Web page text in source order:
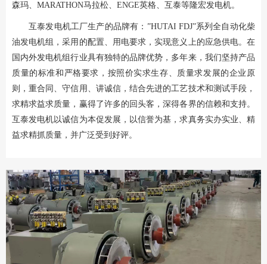
森玛、MARATHON马拉松、ENGE英格、互泰等隆宏发电机。
互泰发电机工厂生产的品牌有：”HUTAI FDJ”系列全自动化柴
油发电机组，采用的配置、用电要求，实现意义上的应急供电。在
国内外发电机组行业具有独特的品牌优势，多年来，我们坚持产品
质量的标准和严格要求，按照价实求生存、质量求发展的企业原
则，重合同、守信用、讲诚信，结合先进的工艺技术和测试手段，
求精求益求质量，赢得了许多的回头客，深得各界的信赖和支持。
互泰发电机以诚信为本促发展，以信誉为基，求真务实办实业、精
益求精抓质量，并广泛受到好评。